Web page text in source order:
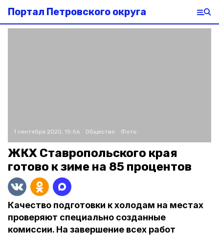
Портал Петровского округа
1 сентября 2020, 15:56 Общество Фото:
ЖКХ Ставропольского края
готово к зиме на 85 процентов
Качество подготовки к холодам на местах
проверяют специально созданные
комиссии. На завершение всех работ